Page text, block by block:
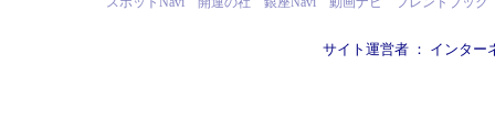
サイト運営者 ： インター